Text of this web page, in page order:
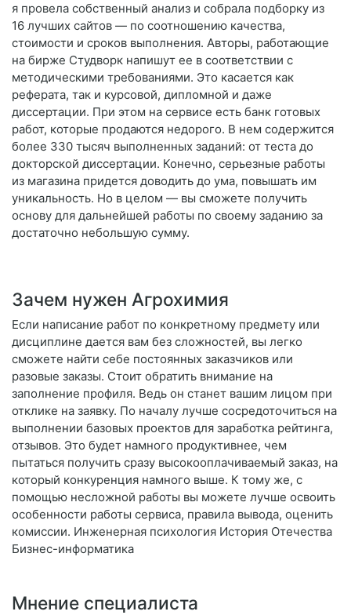
я провела собственный анализ и собрала подборку из
16 лучших сайтов — по соотношению качества,
стоимости и сроков выполнения. Авторы, работающие
на бирже Студворк напишут ее в соответствии с
методическими требованиями. Это касается как
реферата, так и курсовой, дипломной и даже
диссертации. При этом на сервисе есть банк готовых
работ, которые продаются недорого. В нем содержится
более 330 тысяч выполненных заданий: от теста до
докторской диссертации. Конечно, серьезные работы
из магазина придется доводить до ума, повышать им
уникальность. Но в целом — вы сможете получить
основу для дальнейшей работы по своему заданию за
достаточно небольшую сумму.
Зачем нужен Агрохимия
Если написание работ по конкретному предмету или
дисциплине дается вам без сложностей, вы легко
сможете найти себе постоянных заказчиков или
разовые заказы. Стоит обратить внимание на
заполнение профиля. Ведь он станет вашим лицом при
отклике на заявку. По началу лучше сосредоточиться на
выполнении базовых проектов для заработка рейтинга,
отзывов. Это будет намного продуктивнее, чем
пытаться получить сразу высокооплачиваемый заказ, на
который конкуренция намного выше. К тому же, с
помощью несложной работы вы можете лучше освоить
особенности работы сервиса, правила вывода, оценить
комиссии. Инженерная психология История Отечества
Бизнес-информатика
Мнение специалиста